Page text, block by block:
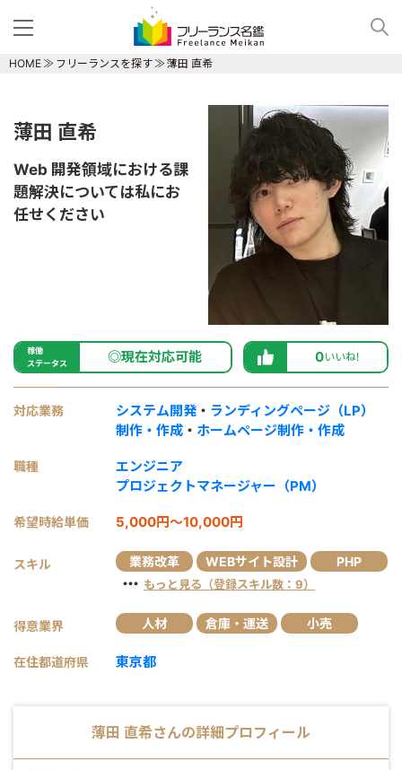
HOME フリーランスを探す 薄田 直希
薄田 直希
Web 開発領域における課
題解決については私にお
任せください
稼働
ステータス
◎現在対応可能 0いいね!
対応業務 システム開発 ・ ランディングページ（LP）
制作・作成 ・ ホームページ制作・作成
職種
エンジニア
プロジェクトマネージャー（PM）
希望時給単価 5,000円～10,000円
スキル 業務改革 WEBサイト設計 PHP
・・・ もっと見る（登録スキル数：9）
得意業界 人材 倉庫・運送 小売
在住都道府県 東京都
薄田 直希さんの詳細プロフィール